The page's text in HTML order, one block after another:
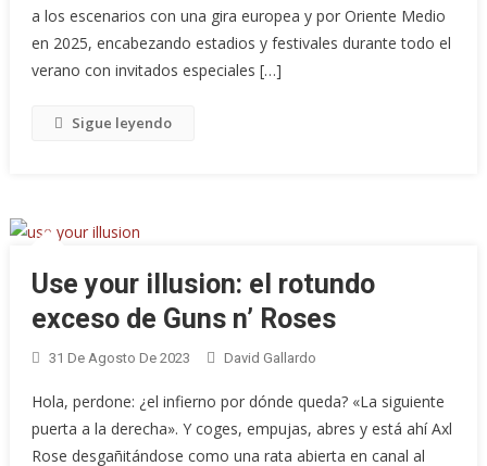
a los escenarios con una gira europea y por Oriente Medio
en 2025, encabezando estadios y festivales durante todo el
verano con invitados especiales […]
Sigue leyendo
Use your illusion: el rotundo
exceso de Guns n’ Roses
31 De Agosto De 2023 David Gallardo
Hola, perdone: ¿el infierno por dónde queda? «La siguiente
puerta a la derecha». Y coges, empujas, abres y está ahí Axl
Rose desgañitándose como una rata abierta en canal al